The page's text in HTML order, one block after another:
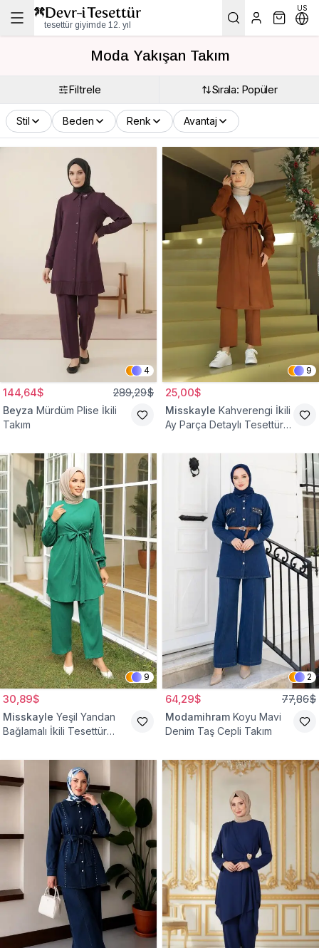
tesettür giyimde 12. yıl
US
Moda Yakışan Takım
Filtrele Sırala: Popüler
Stil Beden Renk Avantaj
4
144,64$ 289,29$
Beyza Mürdüm Plise İkili
Takım
9
25,00$
Misskayle Kahverengi İkili
Ay Parça Detaylı Tesettür
9
30,89$
Misskayle Yeşil Yandan
Bağlamalı İkili Tesettür
2
64,29$ 77,86$
Modamihram Koyu Mavi
Denim Taş Cepli Takım